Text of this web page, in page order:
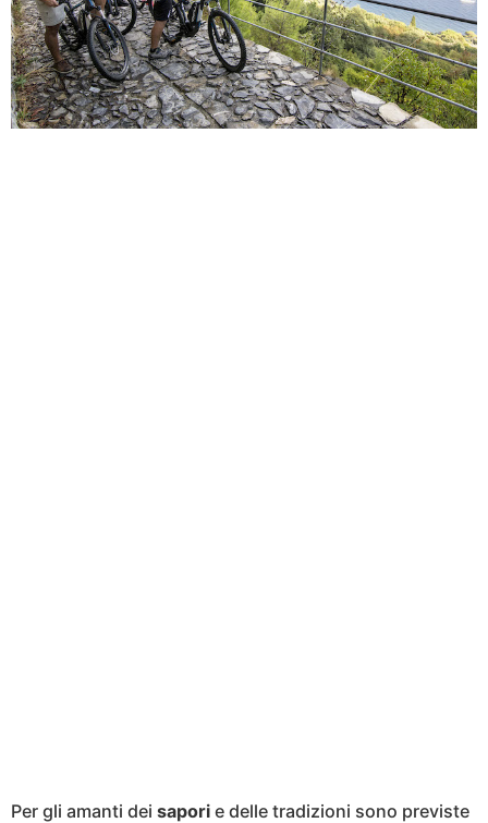
Per gli amanti dei sapori e delle tradizioni sono previste